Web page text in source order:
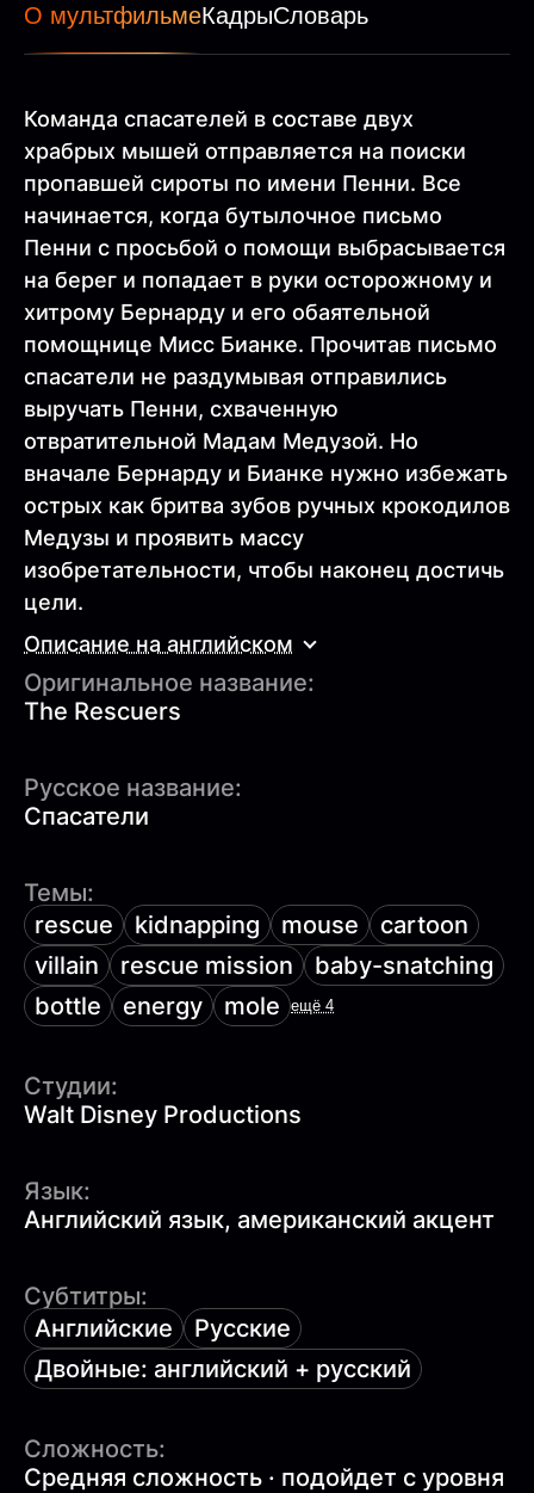
О мультфильмеКадрыСловарь
Команда спасателей в составе двух
храбрых мышей отправляется на поиски
пропавшей сироты по имени Пенни. Все
начинается, когда бутылочное письмо
Пенни с просьбой о помощи выбрасывается
на берег и попадает в руки осторожному и
хитрому Бернарду и его обаятельной
помощнице Мисс Бианке. Прочитав письмо
спасатели не раздумывая отправились
выручать Пенни, схваченную
отвратительной Мадам Медузой. Но
вначале Бернарду и Бианке нужно избежать
острых как бритва зубов ручных крокодилов
Медузы и проявить массу
изобретательности, чтобы наконец достичь
цели.
Описание на английском
Оригинальное название:
The Rescuers
Русское название:
Спасатели
Темы:
rescue
kidnapping mouse
cartoon
villain
rescue mission
baby-snatching
bottle
energy mole ещё 4
Студии:
Walt Disney Productions
Язык:
Английский язык, американский акцент
Субтитры:
Английские
Русские
Двойные: английский + русский
Сложность:
Средняя сложность · подойдет с уровня